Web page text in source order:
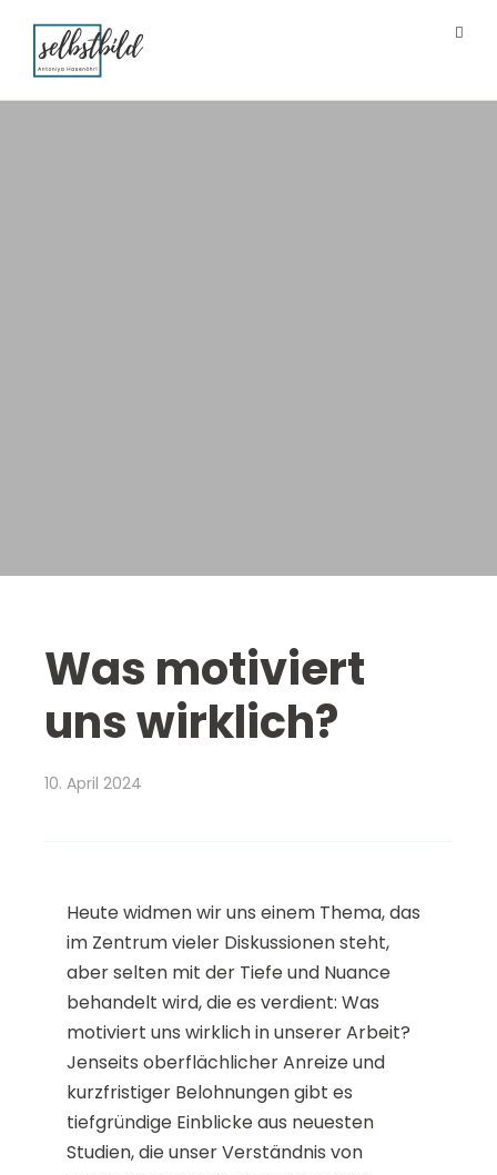
Was motiviert
uns wirklich?
10. April 2024
Heute widmen wir uns einem Thema, das
im Zentrum vieler Diskussionen steht,
aber selten mit der Tiefe und Nuance
behandelt wird, die es verdient: Was
motiviert uns wirklich in unserer Arbeit?
Jenseits oberflächlicher Anreize und
kurzfristiger Belohnungen gibt es
tiefgründige Einblicke aus neuesten
Studien, die unser Verständnis von